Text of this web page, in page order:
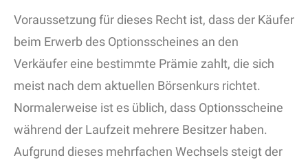
Voraussetzung für dieses Recht ist, dass der Käufer
beim Erwerb des Optionsscheines an den
Verkäufer eine bestimmte Prämie zahlt, die sich
meist nach dem aktuellen Börsenkurs richtet.
Normalerweise ist es üblich, dass Optionsscheine
während der Laufzeit mehrere Besitzer haben.
Aufgrund dieses mehrfachen Wechsels steigt der